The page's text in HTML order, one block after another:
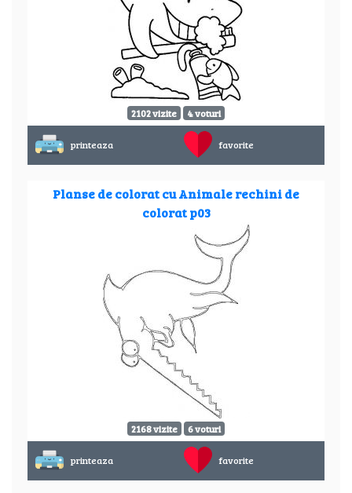
2102 vizite 4 voturi
printeaza favorite
Planse de colorat cu Animale rechini de
colorat p03
2168 vizite 6 voturi
printeaza favorite